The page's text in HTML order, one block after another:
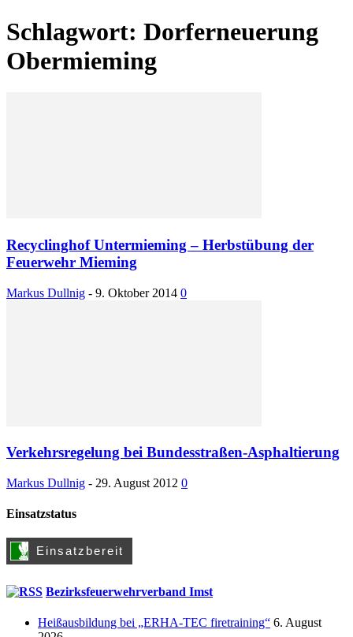
Schlagwort: Dorferneuerung
Obermieming
Recyclinghof Untermieming – Herbstübung der
Feuerwehr Mieming
Markus Dullnig - 9. Oktober 2014 0
Verkehrsregelung bei Bundesstraßen-Asphaltierung
Markus Dullnig - 29. August 2012 0
Einsatzstatus
Bezirksfeuerwehrverband Imst
Heißausbildung bei „ERHA-TEC firetraining“ 6. August